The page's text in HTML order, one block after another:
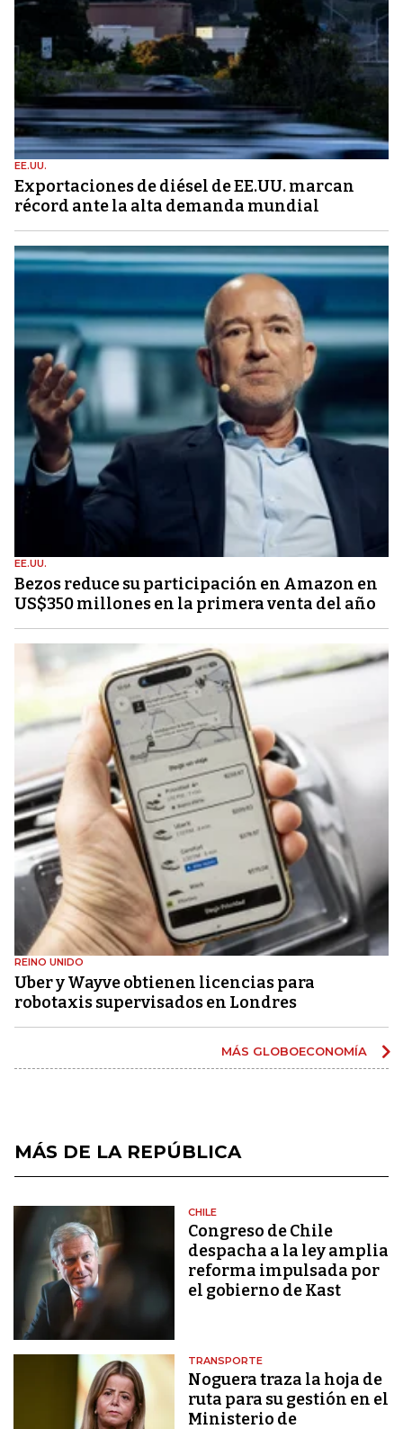
EE.UU.
Exportaciones de diésel de EE.UU. marcan
récord ante la alta demanda mundial
EE.UU.
Bezos reduce su participación en Amazon en
US$350 millones en la primera venta del año
REINO UNIDO
Uber y Wayve obtienen licencias para
robotaxis supervisados ​​en Londres
MÁS GLOBOECONOMÍA
MÁS DE LA REPÚBLICA
CHILE
Congreso de Chile
despacha a la ley amplia
reforma impulsada por
el gobierno de Kast
TRANSPORTE
Noguera traza la hoja de
ruta para su gestión en el
Ministerio de